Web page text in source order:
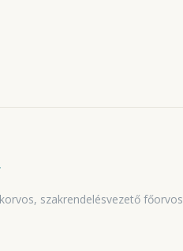
szakrendelésvezető főorvos